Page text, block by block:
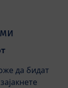
да бидат